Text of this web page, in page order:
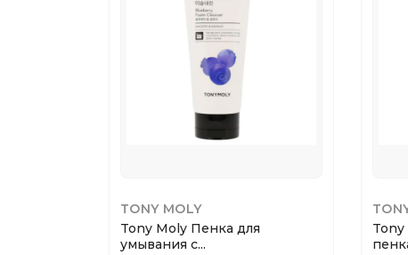
TONY MOLY
Tony Moly Пенка для
умывания с...